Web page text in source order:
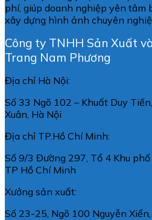
phí, giúp doanh nghiệp yên tâm
xây dựng hình ảnh chuyên
Công ty TNHH Sản Xuất
Trang Nam Phương
Địa chỉ Hà Nội:
Số 33 Ngõ 102 – Khuất Duy
Xuân, Hà Nội
Địa chỉ TP.Hồ Chí Minh:
Số 9/3 Đường 297, Tổ 4 Khu phố
TP Hồ Chí Minh
Xưởng sản xuất:
Số 23-25, Ngõ 100 Nguyễn